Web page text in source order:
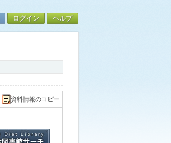
ログイン ヘルプ
資料情報のコピー